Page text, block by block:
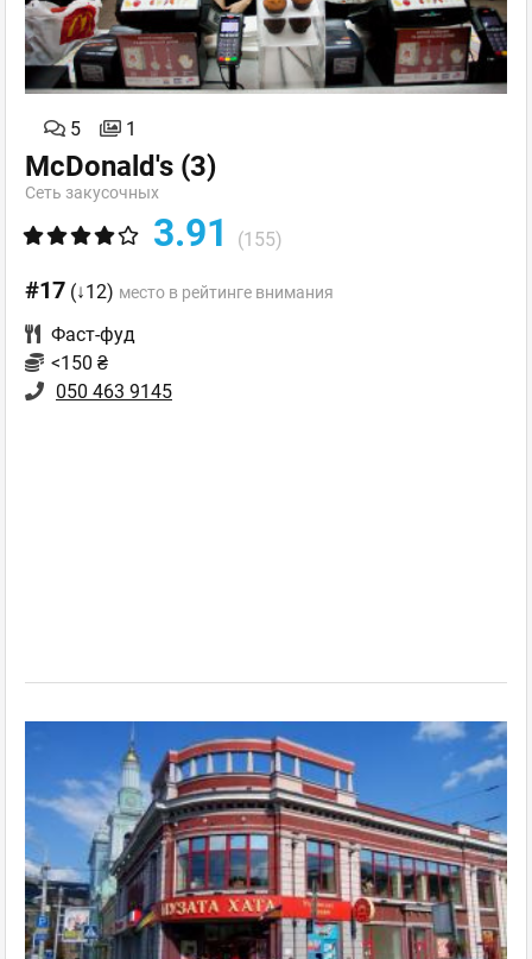
5 1
McDonald's (3)
Сеть закусочных
3.91 (155)
#17 (↓12) место в рейтинге внимания
Фаст-фуд
<150 ₴
050 463 9145